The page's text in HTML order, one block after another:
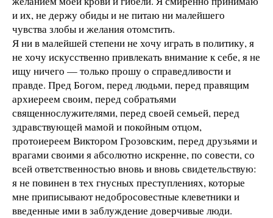
и их, не держу обиды и не питаю ни малейшего
чувства злобы и желания отомстить.
Я ни в малейшей степени не хочу играть в политику, я
не хочу искусственно привлекать внимание к себе, я не
ищу ничего — только прошу о справедливости и
правде. Пред Богом, перед людьми, перед правящим
архиереем своим, перед собратьями
священнослужителями, перед своей семьей, перед
здравствующей мамой и покойным отцом,
протоиереем Виктором Грозовским, перед друзьями и
врагами своими я абсолютно искренне, по совести, со
всей ответственностью вновь и вновь свидетельствую:
я не повинен в тех гнусных преступлениях, которые
мне приписывают недобросовестные клеветники и
введенные ими в заблуждение доверчивые люди.